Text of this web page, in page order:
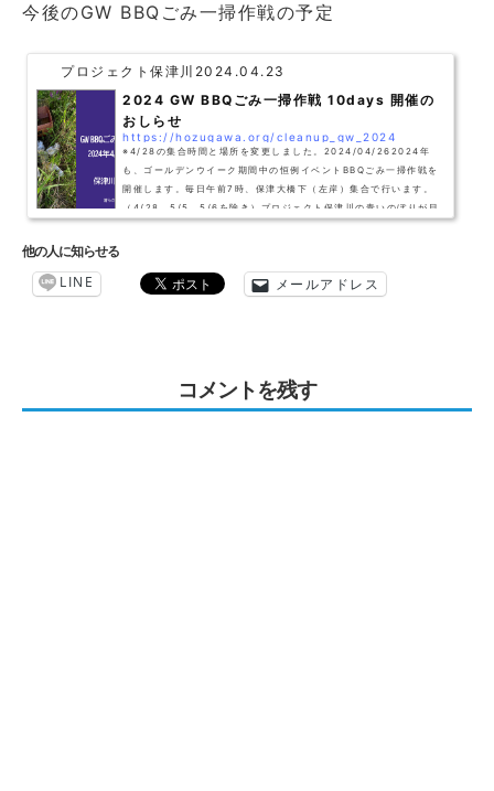
今後のGW BBQごみ一掃作戦の予定
プロジェクト保津川 2024.04.23
2024 GW BBQごみ一掃作戦 10days 開催の
おしらせ
https://hozugawa.org/cleanup_gw_2024
※4/28の集合時間と場所を変更しました。2024/04/262024年
も、ゴールデンウイーク期間中の恒例イベントBBQごみ一掃作戦を
開催します。毎日午前7時、保津大橋下（左岸）集合で行います。
（4/28、5/5、5/6を除き）プロジェクト保津川の青いのぼりが目
人、グループでの参加も歓迎です。Day1 4月27日（土）時間：7:
他の人に知らせる
LINE メールアドレス
コメントを残す